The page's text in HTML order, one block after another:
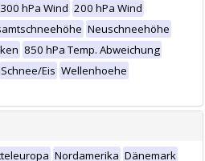
300 hPa Wind 200 hPa Wind
Neuschneehöhe
850 hPa Temp. Abweichung
Schnee/Eis Wellenhoehe
Nordamerika Dänemark